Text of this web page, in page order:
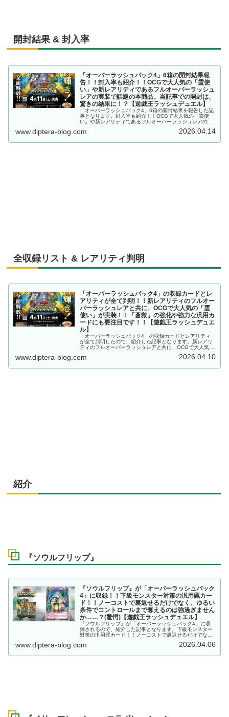
開封結果 & 封入率
「オーバーラッシュパック4」6箱の開封結果報
告！！封入率も紹介！！OCGで大人気の「霊使
い」や新レアリティであるフルオーバーラッシュ
レアの実装で話題の本商品。当記事での開封は、
驚きの結果に！？【遊戯王ラッシュデュエル】
「オーバーラッシュパック4」6箱の開封結果を報告した記
事となります。封入率も紹介！！OCGで大人気の「霊使
い」や新レアリティであるフルオーバーラッシュレアの実
【遊戯王ラッシュデュエル】
www.diptera-blog.com 2026.04.14
全収録リスト & レアリティ判明
「オーバーラッシュパック4」の収録カードとレ
アリティが全て判明！！新レアリティのフルオー
バーラッシュレアと共に、OCGで大人気の「霊
使い」が実装！！「蒼救」の強化や強力な汎用カ
ードにも要注目です！！【遊戯王ラッシュデュエ
ル】
「オーバーラッシュパック4」の収録カードとレアリティ
が全て判明したので、紹介した記事となります。新レアリ
ティのフルオーバーラッシュレアと共に、OCGで大人気の
にも要注目です！！【遊戯王ラッシュデュエル】
www.diptera-blog.com 2026.04.10
紹介
『ソウルフリップ』
『ソウルフリップ』が「オーバーラッシュパック
4」に収録！！下級モンスター対策の汎用罠カー
ド！！ノーコストで裏返せるだけでなく、ゆるい
条件でコントロールまで奪えるのは強過ぎません
か……？(驚愕)【遊戯王ラッシュデュエル】
『ソウルフリップ』が「オーバーラッシュパック4」に収
録されるので、紹介した記事となります。下級モンスター
対策の汎用罠カード！！ノーコストで裏返せるだけでな
んか……？(驚愕)【遊戯王ラッシュデュエル】
www.diptera-blog.com 2026.04.06